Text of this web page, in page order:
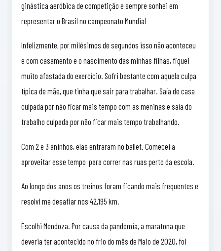
ginástica aeróbica de competição e sempre sonhei em
representar o Brasil no campeonato Mundial
Infelizmente, por milésimos de segundos isso não aconteceu
e com casamento e o nascimento das minhas filhas, fiquei
muito afastada do exercício. Sofri bastante com aquela culpa
típica de mãe, que tinha que sair para trabalhar. Saía de casa
culpada por não ficar mais tempo com as meninas e saía do
trabalho culpada por não ficar mais tempo trabalhando.
Com 2 e 3 aninhos, elas entraram no ballet. Comecei a
aproveitar esse tempo para correr nas ruas perto da escola.
Ao longo dos anos os treinos foram ficando mais frequentes e
resolvi me desafiar nos 42,195 km.
Escolhi Mendoza. Por causa da pandemia, a maratona que
deveria ter acontecido no frio do mês de Maio de 2020, foi